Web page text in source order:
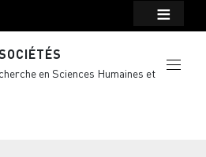
en Sciences Humaines et